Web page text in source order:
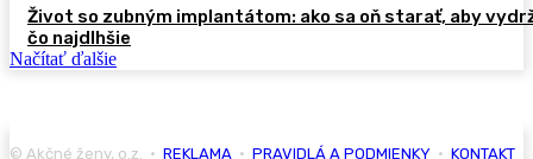
Život so zubným implantátom: ako sa oň starať, aby
čo najdlhšie
Načítať ďalšie
© Akčné ženy, o.z. • REKLAMA • PRAVIDLÁ A PODMIENKY • KONTAKT